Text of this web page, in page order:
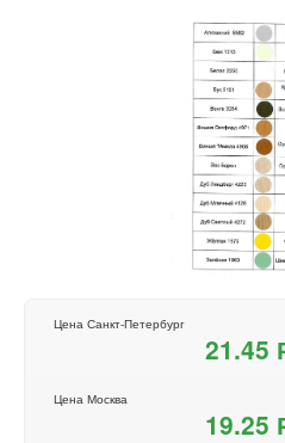
Цена Санкт-Петербург
21.45
Цена Москва
19.25